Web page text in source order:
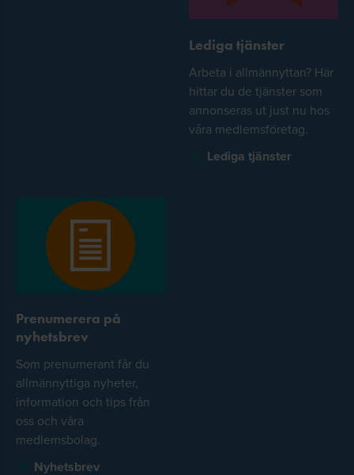
Lediga tjänster
Arbeta i allmännyttan? Här
hittar du de tjänster som
annonseras ut just nu hos
våra medlemsföretag.
Lediga tjänster
Prenumerera på
nyhetsbrev
Som prenumerant får du
allmännyttiga nyheter,
information och tips från
oss och våra
medlemsbolag.
Nyhetsbrev